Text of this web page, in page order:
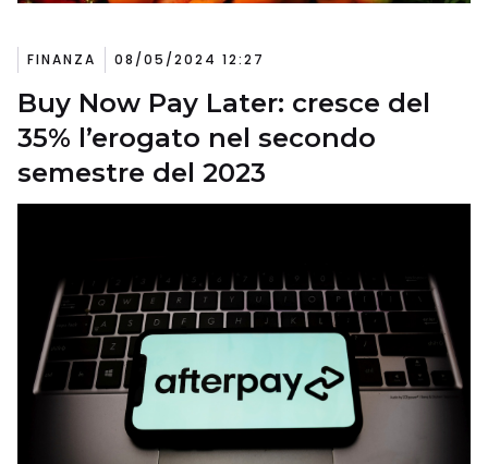
FINANZA 08/05/2024 12:27
Buy Now Pay Later: cresce del
35% l’erogato nel secondo
semestre del 2023